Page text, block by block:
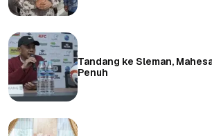
Tandang ke Sleman,
Penuh